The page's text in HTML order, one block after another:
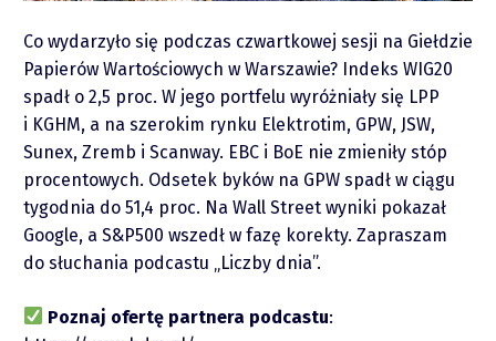
Raporty
Podcasty
Video
Co wydarzyło się podczas czwartkowej sesji na Giełdzie
Papierów Wartościowych w Warszawie? Indeks WIG20
spadł o 2,5 proc. W jego portfelu wyróżniały się LPP
i KGHM, a na szerokim rynku Elektrotim, GPW, JSW,
Sunex, Zremb i Scanway. EBC i BoE nie zmieniły stóp
procentowych. Odsetek byków na GPW spadł w ciągu
tygodnia do 51,4 proc. Na Wall Street wyniki pokazał
Google, a S&P500 wszedł w fazę korekty. Zapraszam
do słuchania podcastu „Liczby dnia”.
Poznaj ofertę partnera podcastu: